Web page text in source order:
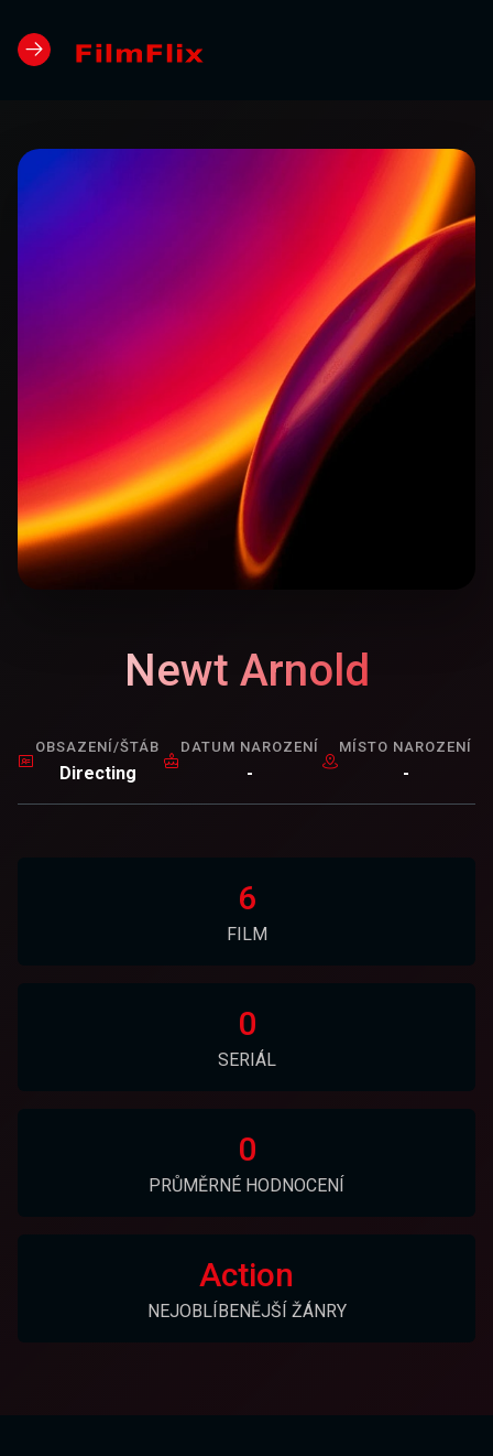
Newt Arnold
OBSAZENÍ/ŠTÁB
Directing
DATUM NAROZENÍ
-
MÍSTO NAROZENÍ
-
6
FILM
0
SERIÁL
0
PRŮMĚRNÉ HODNOCENÍ
Action
NEJOBLÍBENĚJŠÍ ŽÁNRY